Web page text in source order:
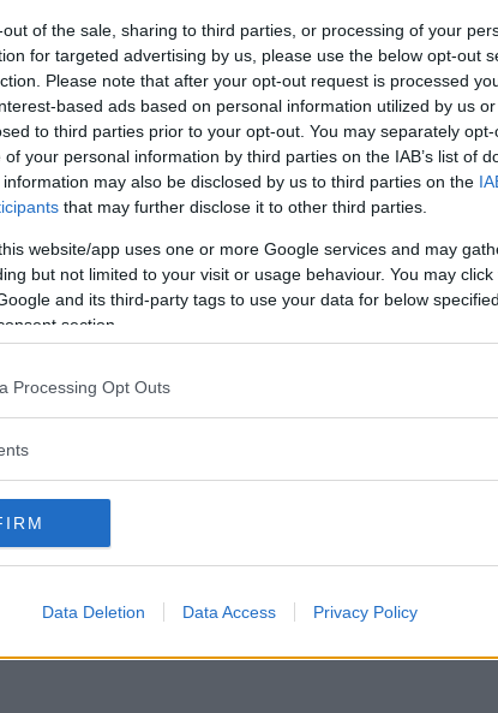
of the sale, sharing to third parties, or processing of your
for targeted advertising by us, please use the below opt-out
Please note that after your opt-out request is processed
based ads based on personal information utilized by us
to third parties prior to your opt-out. You may separately
your personal information by third parties on the IAB’s list of
may also be disclosed by us to third parties on the
that may further disclose it to other third parties.
website/app uses one or more Google services and may
but not limited to your visit or usage behaviour. You may
and its third-party tags to use your data for below
section.
Processing Opt Outs
Data Deletion Data Access Privacy Policy
Signorini (@alfosignorini)
beauty degli attori
post su Instagram